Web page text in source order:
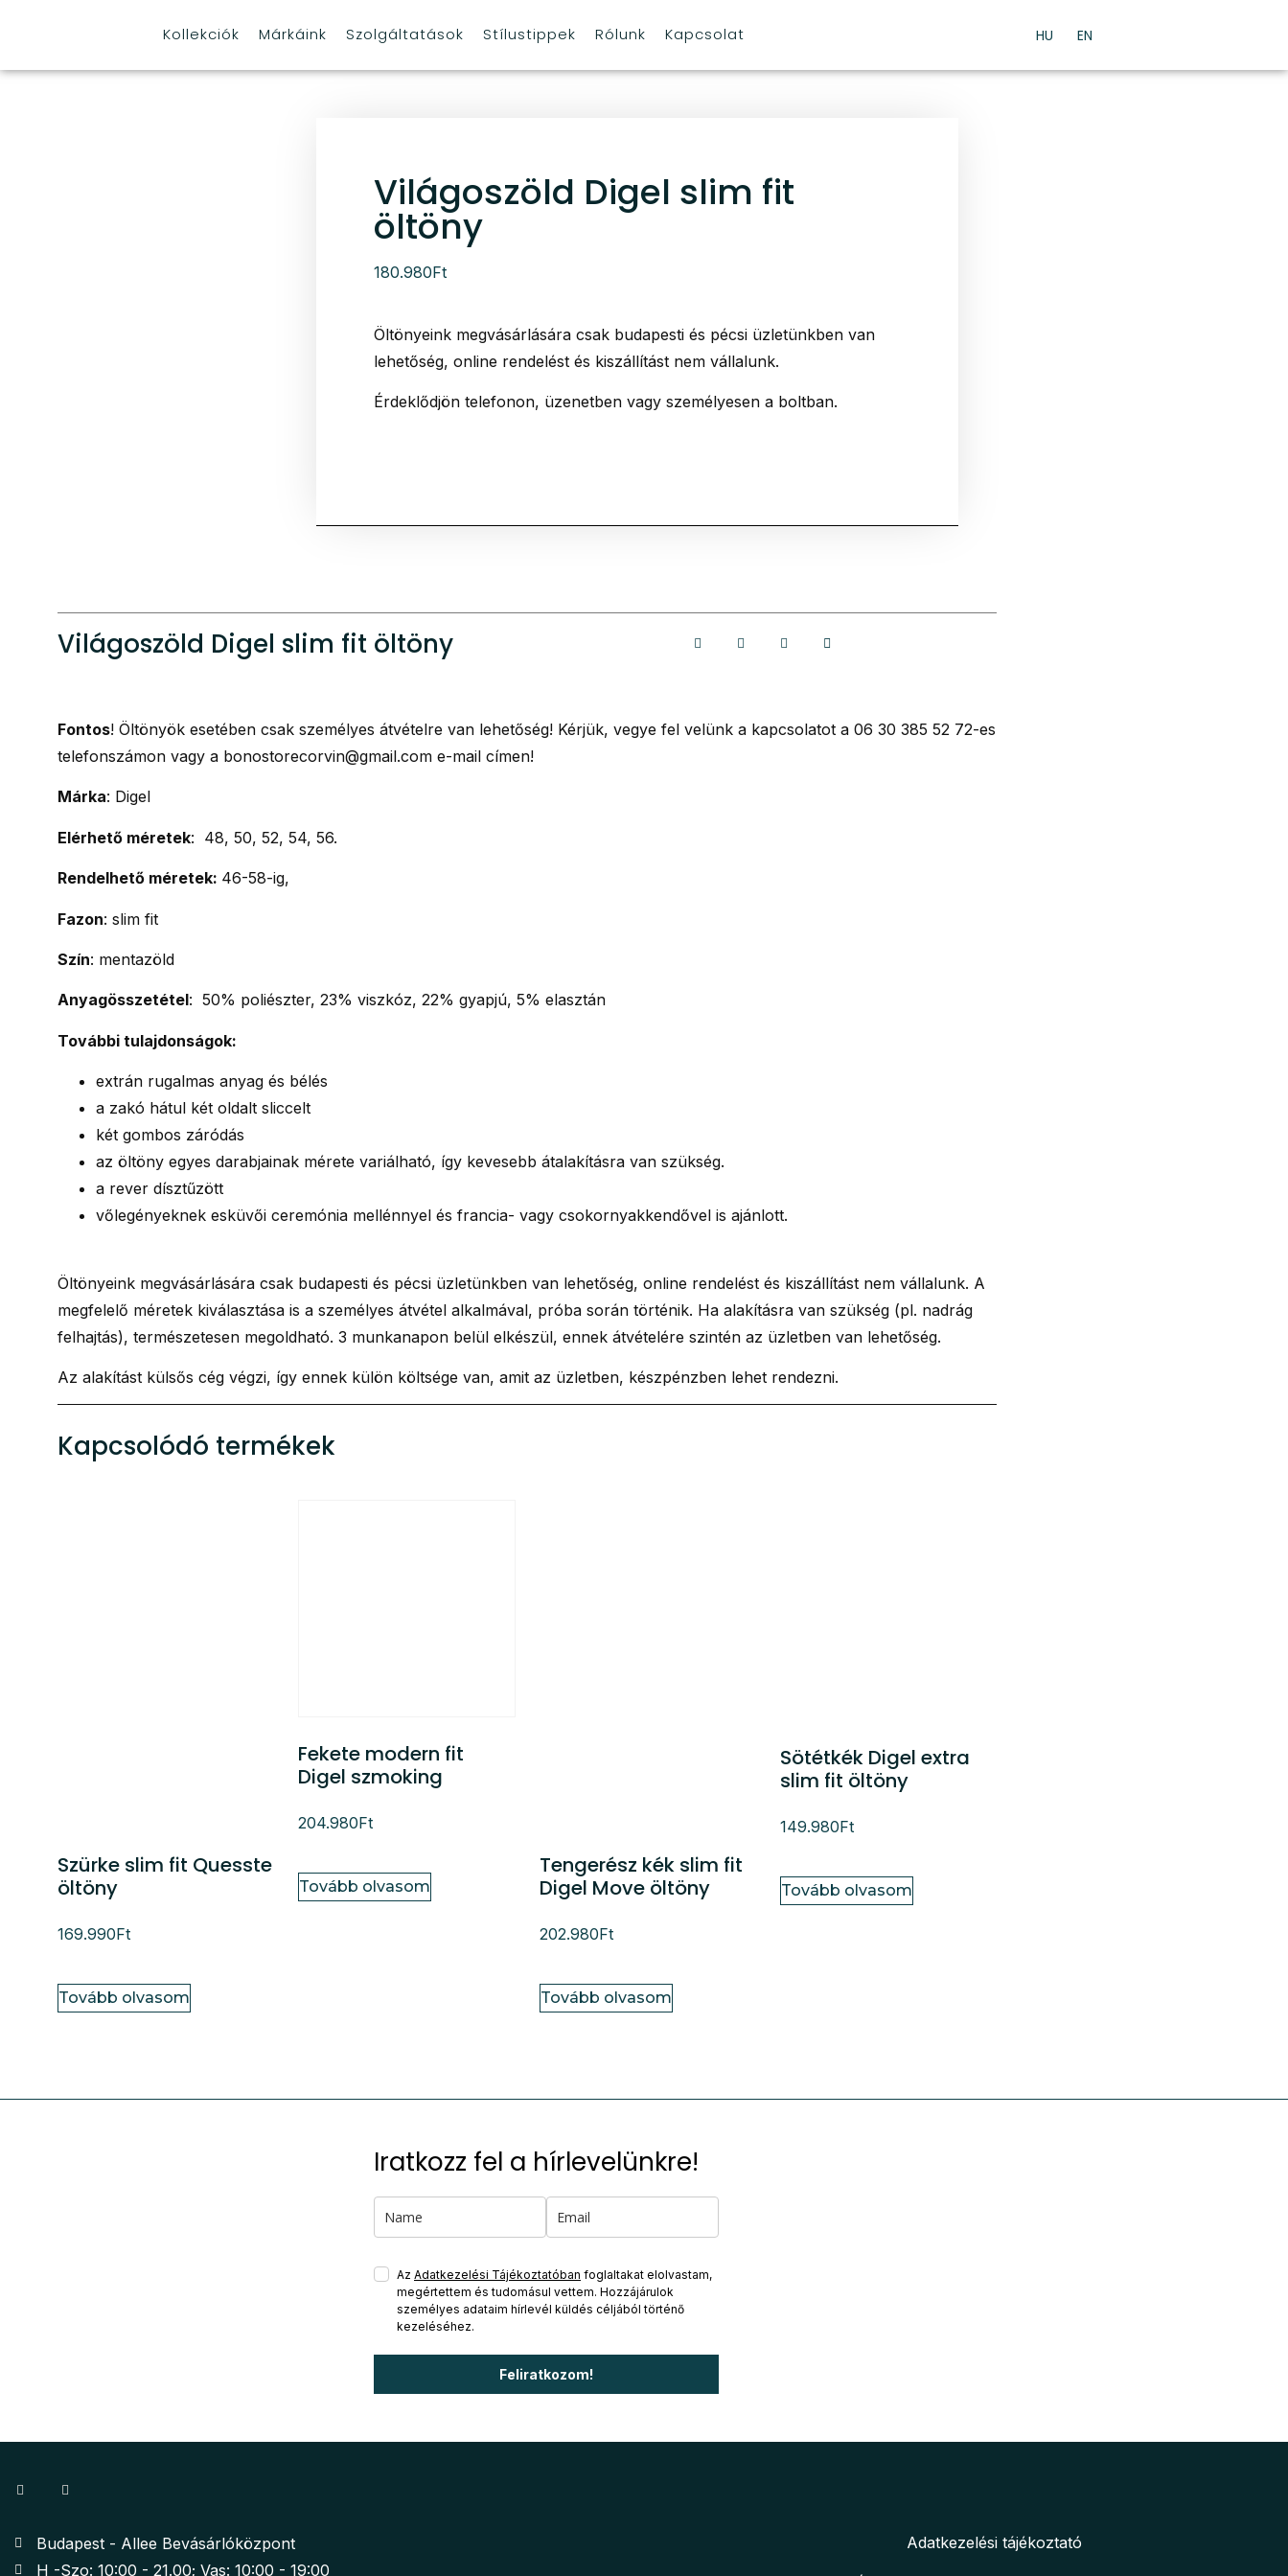
Kollekciók Márkáink Szolgáltatások Stílustippek Rólunk Kapcsolat HU EN
Világoszöld Digel slim fit
öltöny
180.980Ft
Öltönyeink megvásárlására csak budapesti és pécsi üzletünkben van
lehetőség, online rendelést és kiszállítást nem vállalunk.
Érdeklődjön telefonon, üzenetben vagy személyesen a boltban.
Világoszöld Digel slim fit öltöny
Fontos! Öltönyök esetében csak személyes átvételre van lehetőség! Kérjük, vegye fel velünk a kapcsolatot a 06 30 385 52 72-es
telefonszámon vagy a bonostorecorvin@gmail.com e-mail címen!
Márka: Digel
Elérhető méretek: 48, 50, 52, 54, 56.
Rendelhető méretek: 46-58-ig,
Fazon: slim fit
Szín: mentazöld
Anyagösszetétel: 50% poliészter, 23% viszkóz, 22% gyapjú, 5% elasztán
További tulajdonságok:
extrán rugalmas anyag és bélés
a zakó hátul két oldalt sliccelt
két gombos záródás
az öltöny egyes darabjainak mérete variálható, így kevesebb átalakításra van szükség.
a rever dísztűzött
vőlegényeknek esküvői ceremónia mellénnyel és francia- vagy csokornyakkendővel is ajánlott.
Öltönyeink megvásárlására csak budapesti és pécsi üzletünkben van lehetőség, online rendelést és kiszállítást nem vállalunk. A
megfelelő méretek kiválasztása is a személyes átvétel alkalmával, próba során történik. Ha alakításra van szükség (pl. nadrág
felhajtás), természetesen megoldható. 3 munkanapon belül elkészül, ennek átvételére szintén az üzletben van lehetőség.
Az alakítást külsős cég végzi, így ennek külön költsége van, amit az üzletben, készpénzben lehet rendezni.
Kapcsolódó termékek
Szürke slim fit Quesste
öltöny
169.990Ft
Tovább olvasom
Fekete modern fit
Digel szmoking
204.980Ft
Tovább olvasom
Tengerész kék slim fit
Digel Move öltöny
202.980Ft
Tovább olvasom
Sötétkék Digel extra
slim fit öltöny
149.980Ft
Tovább olvasom
Iratkozz fel a hírlevelünkre!
Az Adatkezelési Tájékoztatóban foglaltakat elolvastam,
megértettem és tudomásul vettem. Hozzájárulok
személyes adataim hírlevél küldés céljából történő
kezeléséhez.
Feliratkozom!
Budapest - Allee Bevásárlóközpont
H -Szo: 10:00 - 21.00; Vas: 10:00 - 19:00
Adatkezelési tájékoztató